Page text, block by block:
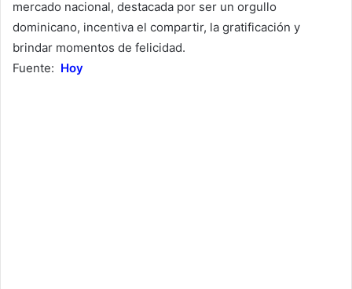
mercado nacional, destacada por ser un orgullo
dominicano, incentiva el compartir, la gratificación y
brindar momentos de felicidad.
Fuente: Hoy